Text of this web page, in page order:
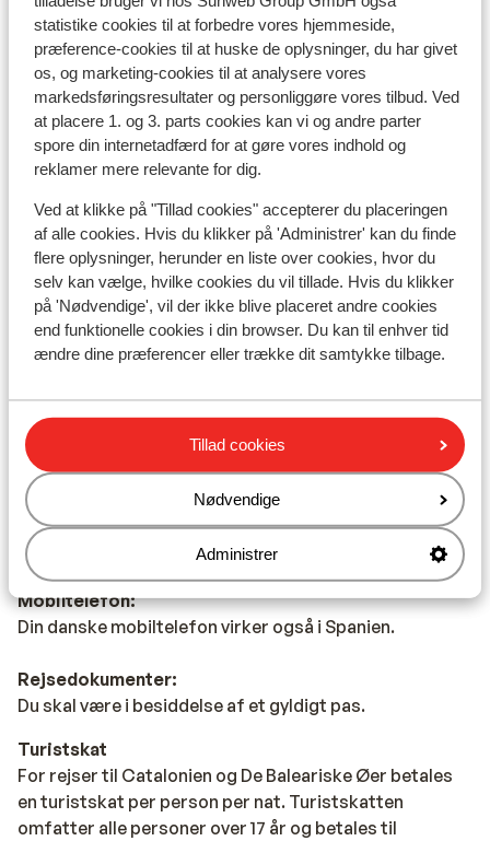
statistike cookies til at forbedre vores hjemmeside,
præference-cookies til at huske de oplysninger, du har givet
os, og marketing-cookies til at analysere vores
markedsføringsresultater og personliggøre vores tilbud. Ved
at placere 1. og 3. parts cookies kan vi og andre parter
spore din internetadfærd for at gøre vores indhold og
reklamer mere relevante for dig.
Ved at klikke på "Tillad cookies" accepterer du placeringen
af alle cookies. Hvis du klikker på 'Administrer' kan du finde
flere oplysninger, herunder en liste over cookies, hvor du
selv kan vælge, hvilke cookies du vil tillade. Hvis du klikker
på 'Nødvendige', vil der ikke blive placeret andre cookies
end funktionelle cookies i din browser. Du kan til enhver tid
ændre dine præferencer eller trække dit samtykke tilbage.
Tillad cookies
Nødvendige
Administrer
Sprog:
Det officielle sprog er spansk.
Penge:
Den officielle møntenhed er euroen.
Drikkepenge:
Det er normalt at give ca. 10% i drikkepenge på de
spanske barer og restauranter.
Strøm:
Strømforsyningen er ligesom i Danmark 220 volt.
Stikkontaktet kan dog godt have en anden form. I det
tilfælde kan du købe et mellemled i supermarkedet.
Vand:
Det er ikke tilrådeligt at drikke vand fra hanen.
Mad:
Typiske spanske retter er tapas (små snacks) og paella
(ris med skalddyr).
Mobiltelefon:
Din danske mobiltelefon virker også i Spanien.
Rejsedokumenter:
Du skal være i besiddelse af et gyldigt pas.
Turistskat
For rejser til Catalonien og De Baleariske Øer betales
en turistskat per person per nat. Turistskatten
omfatter alle personer over 17 år og betales til